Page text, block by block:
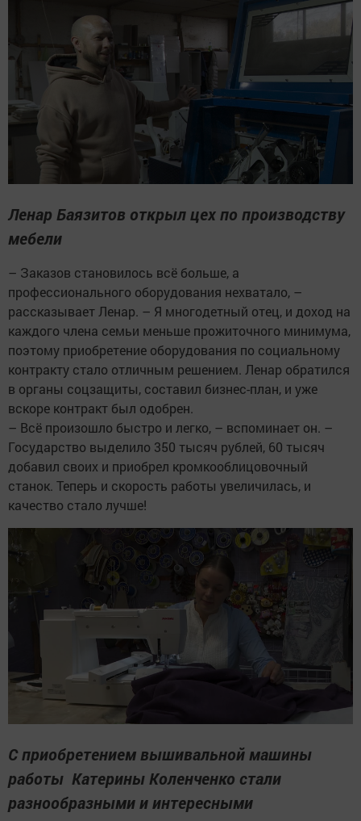
Ленар Баязитов открыл цех по производству
мебели
– Заказов становилось всё больше, а
профессионального оборудования нехватало, –
рассказывает Ленар. – Я многодетный отец, и доход на
каждого члена семьи меньше прожиточного минимума,
поэтому приобретение оборудования по социальному
контракту стало отличным решением. Ленар обратился
в органы соцзащиты, составил бизнес-план, и уже
вскоре контракт был одобрен.
– Всё произошло быстро и легко, – вспоминает он. –
Государство выделило 350 тысяч рублей, 60 тысяч
добавил своих и приобрел кромкооблицовочный
станок. Теперь и скорость работы увеличилась, и
качество стало лучше!
С приобретением вышивальной машины
работы Катерины Коленченко стали
разнообразными и интересными